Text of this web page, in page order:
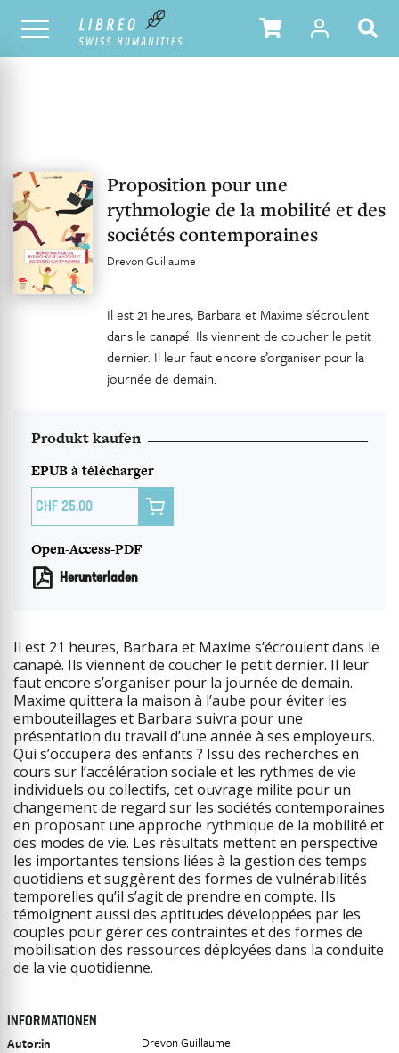
UNSER KATALOG INHALTSVERZEICHNIS
Proposition pour une
rythmologie de la mobilité et des
sociétés contemporaines
Drevon Guillaume
Il est 21 heures, Barbara et Maxime s’écroulent
dans le canapé. Ils viennent de coucher le petit
dernier. Il leur faut encore s’organiser pour la
journée de demain.
Produkt kaufen
EPUB à télécharger
25.00 
Open-Access-PDF
Herunterladen
Il est 21 heures, Barbara et Maxime s’écroulent dans le
canapé. Ils viennent de coucher le petit dernier. Il leur
faut encore s’organiser pour la journée de demain.
Maxime quittera la maison à l’aube pour éviter les
embouteillages et Barbara suivra pour une
présentation du travail d’une année à ses employeurs.
Qui s’occupera des enfants ? Issu des recherches en
cours sur l’accélération sociale et les rythmes de vie
individuels ou collectifs, cet ouvrage milite pour un
changement de regard sur les sociétés contemporaines
en proposant une approche rythmique de la mobilité et
des modes de vie. Les résultats mettent en perspective
les importantes tensions liées à la gestion des temps
quotidiens et suggèrent des formes de vulnérabilités
temporelles qu’il s’agit de prendre en compte. Ils
témoignent aussi des aptitudes développées par les
couples pour gérer ces contraintes et des formes de
mobilisation des ressources déployées dans la conduite
de la vie quotidienne.
INFORMATIONEN
Autor:in
Drevon Guillaume